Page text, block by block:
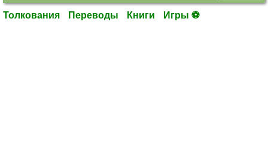
Толкования Переводы Книги Игры ⚽